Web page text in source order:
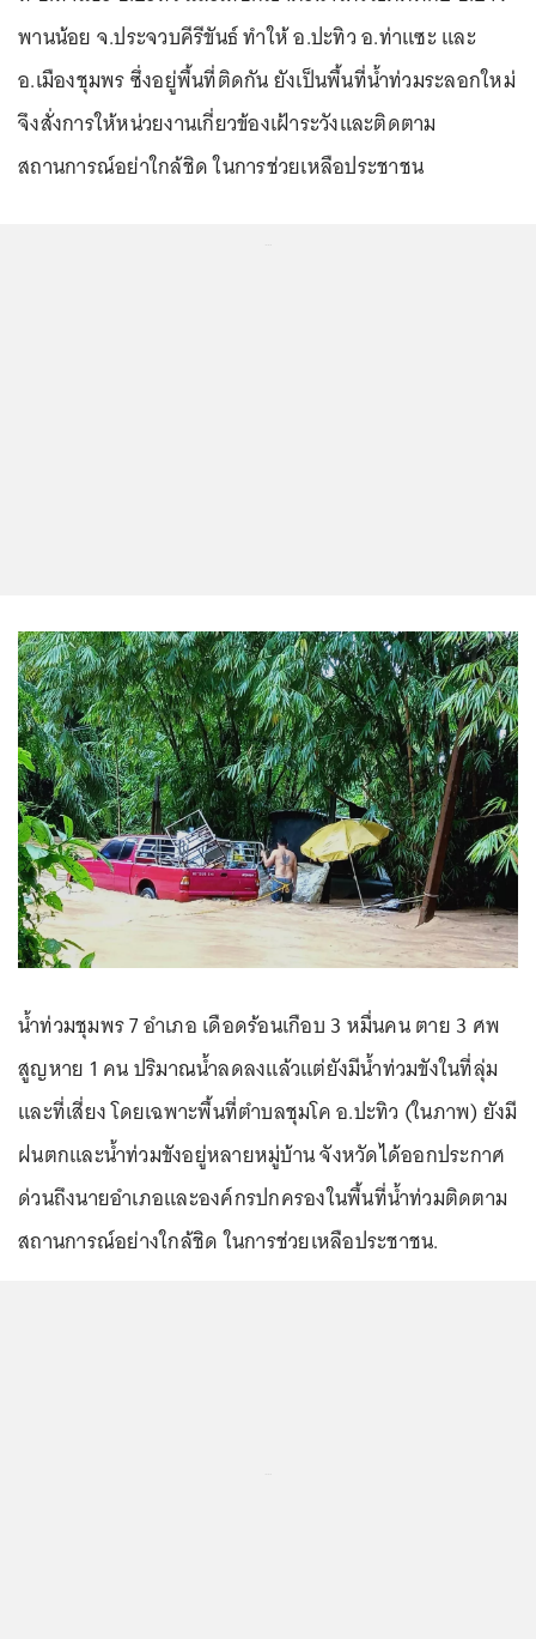
พานน้อย จ.ประจวบคีรีขันธ์ ทำให้ อ.ปะทิว อ.ท่าแซะ และ
อ.เมืองชุมพร ซึ่งอยู่พื้นที่ติดกัน ยังเป็นพื้นที่น้ำท่วมระลอกใหม่
จึงสั่งการให้หน่วยงานเกี่ยวข้องเฝ้าระวังและติดตาม
สถานการณ์อย่าใกล้ชิด ในการช่วยเหลือประชาชน
น้ำท่วมชุมพร 7 อำเภอ เดือดร้อนเกือบ 3 หมื่นคน ตาย 3 ศพ
สูญหาย 1 คน ปริมาณน้ำลดลงแล้วแต่ยังมีน้ำท่วมขังในที่ลุ่ม
และที่เสี่ยง โดยเฉพาะพื้นที่ตำบลชุมโค อ.ปะทิว (ในภาพ) ยังมี
ฝนตกและน้ำท่วมขังอยู่หลายหมู่บ้าน จังหวัดได้ออกประกาศ
ด่วนถึงนายอำเภอและองค์กรปกครองในพื้นที่น้ำท่วมติดตาม
สถานการณ์อย่างใกล้ชิด ในการช่วยเหลือประชาชน.